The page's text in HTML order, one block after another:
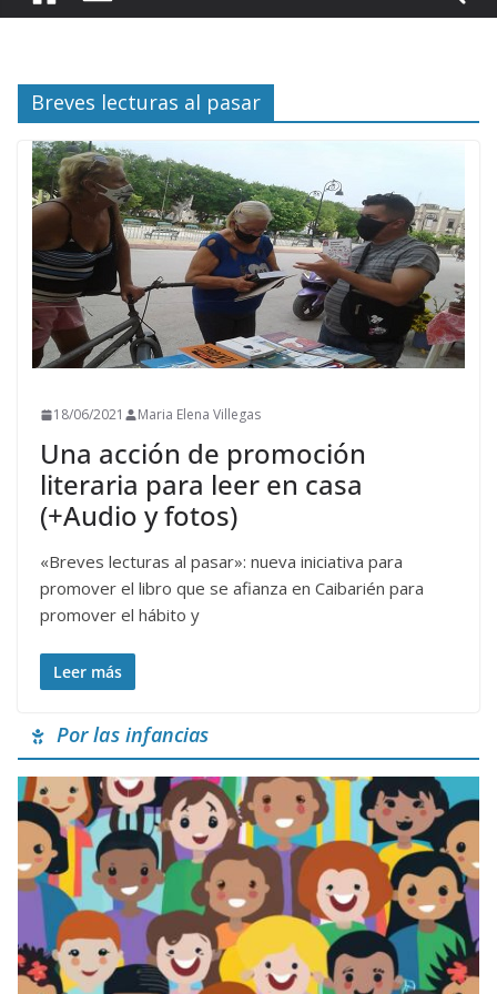
Breves lecturas al pasar
18/06/2021 Maria Elena Villegas
Una acción de promoción
literaria para leer en casa
(+Audio y fotos)
«Breves lecturas al pasar»: nueva iniciativa para
promover el libro que se afianza en Caibarién para
promover el hábito y
Leer más
Por las infancias